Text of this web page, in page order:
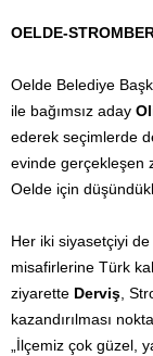
OELDE-
Oelde Belediye
ile bağımsız aday
ederek seçimlerde
evinde gerçekleşen
Oelde için
Her iki siyasetçiyi de
misafirlerine Türk
ziyarette Derviş,
kazandırılması
„İlçemiz çok güzel,